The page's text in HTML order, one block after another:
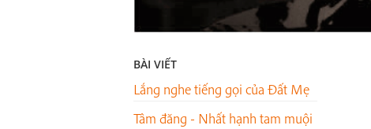
BÀI VIẾT
Lắng nghe tiếng gọi của Đất Mẹ
Tâm đăng - Nhất hạnh tam muội